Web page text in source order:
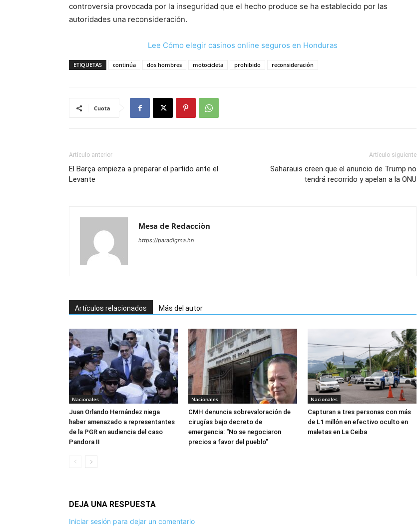
controversia provocada por la inseguridad que el hecho produce se ha establecido por las
autoridades una reconsideración.
Lee Cómo elegir casinos online seguros en Honduras
ETIQUETAS continúa dos hombres motocicleta prohibido reconsideración
Cuota
Artículo anterior
El Barça empieza a preparar el partido ante el
Levante
Artículo siguiente
Saharauis creen que el anuncio de Trump no
tendrá recorrido y apelan a la ONU
Mesa de Redacciòn
https://paradigma.hn
Artículos relacionados Más del autor
Nacionales
Juan Orlando Hernández niega
haber amenazado a representantes
de la PGR en audiencia del caso
Pandora II
Nacionales
CMH denuncia sobrevaloración de
cirugías bajo decreto de
emergencia: “No se negociaron
precios a favor del pueblo”
Nacionales
Capturan a tres personas con más
de L1 millón en efectivo oculto en
maletas en La Ceiba
DEJA UNA RESPUESTA
Iniciar sesión para dejar un comentario